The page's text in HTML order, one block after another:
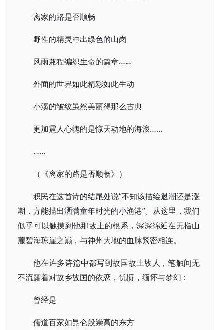
离家的路是否顺畅
野性的精灵冲出绿色的山岗
风雨兼程编织生命的篇章……
外面的世界如此精彩如此生动
小溪的皱纹虽然美丽得那么古典
更加震人心魄的是惊天动地的海浪……
……
（《离家的路是否顺畅》）
积民在这首诗的结尾处说“不知该描绘退潮还是涨
潮，方能描出洒满童年时光的小渔港”。从这里，我们
似乎可以触摸到他那故土的根系，深深绵延在无指山
麓碧海琼崖之巅，与神州大地的血脉紧密相连。
他在许多诗篇中都写到故国故土故人，笔触间无
不流露着对故乡故国的依恋，忧愤，缅怀与梦幻：
曾经是
儒道百家如昆仑般崇高的东方